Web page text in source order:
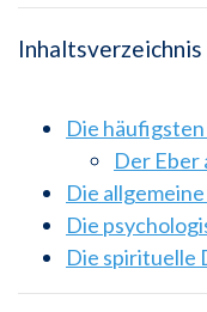
Inhaltsverzeichnis
Die häufigsten
Der Eber
Die
Die
Die spirituelle